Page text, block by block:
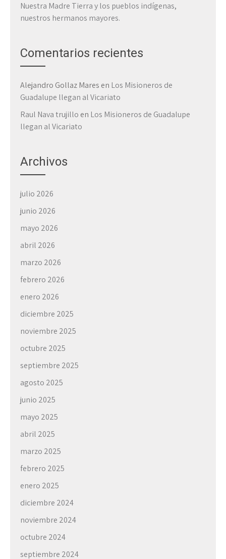
Nuestra Madre Tierra y los pueblos indígenas,
nuestros hermanos mayores.
Comentarios recientes
Alejandro Gollaz Mares en Los Misioneros de
Guadalupe llegan al Vicariato
Raul Nava trujillo en Los Misioneros de Guadalupe
llegan al Vicariato
Archivos
julio 2026
junio 2026
mayo 2026
abril 2026
marzo 2026
febrero 2026
enero 2026
diciembre 2025
noviembre 2025
octubre 2025
septiembre 2025
agosto 2025
junio 2025
mayo 2025
abril 2025
marzo 2025
febrero 2025
enero 2025
diciembre 2024
noviembre 2024
octubre 2024
septiembre 2024